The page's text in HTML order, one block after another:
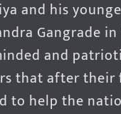
and his
Gangrade in
and
that after their
to help the